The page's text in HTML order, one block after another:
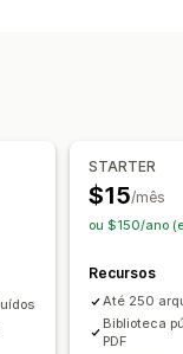
STARTER
$15/mês
ou $150/ano
Recursos
Até 250
Biblioteca
PDF